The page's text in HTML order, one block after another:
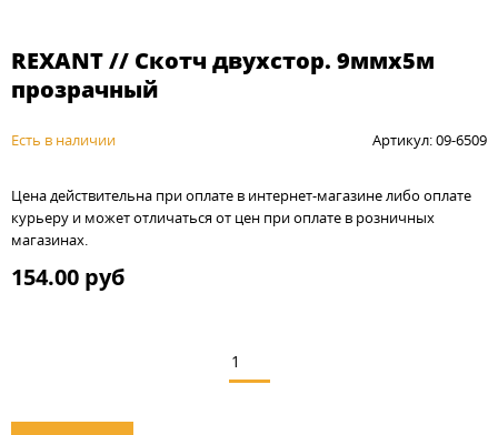
REXANT // Скотч двухстор. 9ммх5м
прозрачный
Есть в наличии Артикул: 09-6509
Цена действительна при оплате в интернет-магазине либо оплате
курьеру и может отличаться от цен при оплате в розничных
магазинах.
154.00 руб